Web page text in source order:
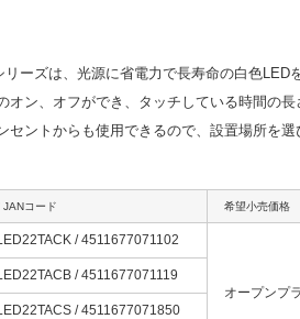
リーズは、光源に省電力で長寿命の白色
オン、オフができ、タッチしている時間の
セントからも使用できるので、設置場所を
JANコード 希望小売価格
/ 4511677071102
オープンプ
/ 4511677071119
/ 4511677071850